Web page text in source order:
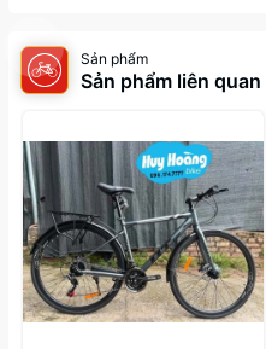
Sản phẩm
Sản phẩm liên quan